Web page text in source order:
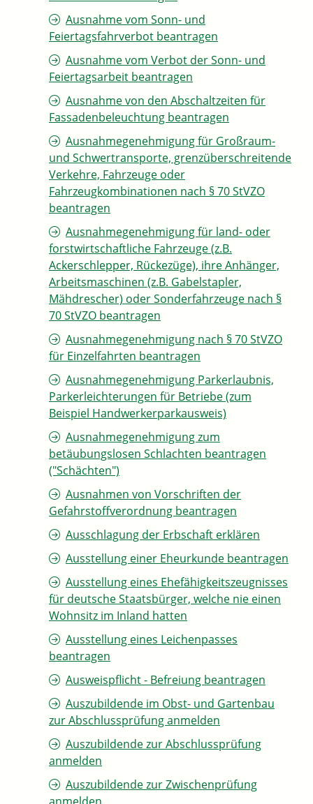
Ausnahme vom Sonn- und
Feiertagsfahrverbot beantragen
Ausnahme vom Verbot der Sonn- und
Feiertagsarbeit beantragen
Ausnahme von den Abschaltzeiten für
Fassadenbeleuchtung beantragen
Ausnahmegenehmigung für Großraum-
und Schwertransporte, grenzüberschreitende
Verkehre, Fahrzeuge oder
Fahrzeugkombinationen nach § 70 StVZO
beantragen
Ausnahmegenehmigung für land- oder
forstwirtschaftliche Fahrzeuge (z.B.
Ackerschlepper, Rückezüge), ihre Anhänger,
Arbeitsmaschinen (z.B. Gabelstapler,
Mähdrescher) oder Sonderfahrzeuge nach §
70 StVZO beantragen
Ausnahmegenehmigung nach § 70 StVZO
für Einzelfahrten beantragen
Ausnahmegenehmigung Parkerlaubnis,
Parkerleichterungen für Betriebe (zum
Beispiel Handwerkerparkausweis)
Ausnahmegenehmigung zum
betäubungslosen Schlachten beantragen
("Schächten")
Ausnahmen von Vorschriften der
Gefahrstoffverordnung beantragen
Ausschlagung der Erbschaft erklären
Ausstellung einer Eheurkunde beantragen
Ausstellung eines Ehefähigkeitszeugnisses
für deutsche Staatsbürger, welche nie einen
Wohnsitz im Inland hatten
Ausstellung eines Leichenpasses
beantragen
Ausweispflicht - Befreiung beantragen
Auszubildende im Obst- und Gartenbau
zur Abschlussprüfung anmelden
Auszubildende zur Abschlussprüfung
anmelden
Auszubildende zur Zwischenprüfung